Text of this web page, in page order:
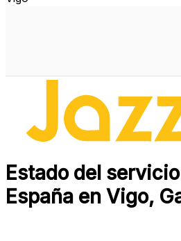
Estado del
España en Vigo,